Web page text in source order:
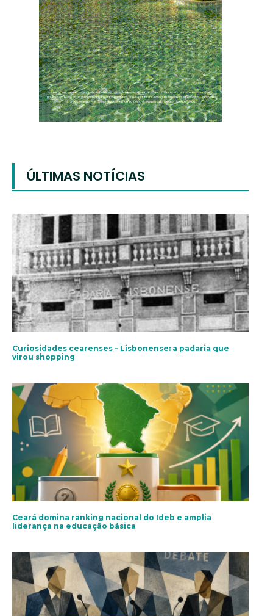
ÚLTIMAS NOTÍCIAS
Curiosidades cearenses – Lisbonense: a padaria que
virou shopping
Ceará domina ranking nacional do Ideb e amplia
liderança na educação básica